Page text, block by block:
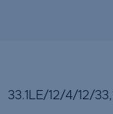
33.1LE/12/4/12/